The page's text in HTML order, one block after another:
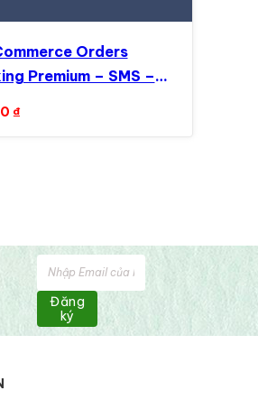
Orders
Premium – SMS –
₫
Đăng
ký